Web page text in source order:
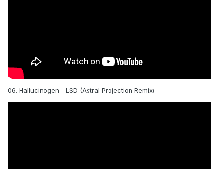
06. Hallucinogen - LSD (Astral Projection Remix)